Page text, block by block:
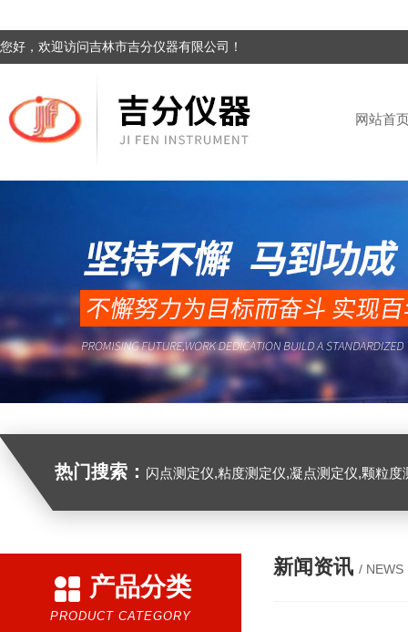
您好，欢迎访问吉林市吉分仪器有限公司！
网站首
热门搜索： 闪点测定仪,粘度测定仪,凝点测定仪,颗粒
产品分类
PRODUCT CATEGORY
新闻资讯 / NEWS